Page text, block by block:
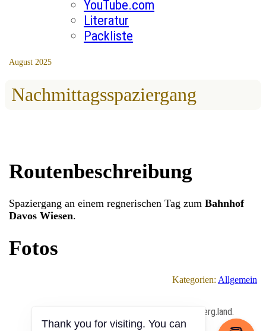
YouTube.com
Literatur
Packliste
August 2025
Nachmittagsspaziergang
Routenbeschreibung
Spaziergang an einem regnerischen Tag zumBahnhof
Davos Wiesen.
Fotos
Kategorien: Allgemein
All Content Copyrighted ⓒ 2013 – 2026 by berg.land.
Thank you for visiting. You can